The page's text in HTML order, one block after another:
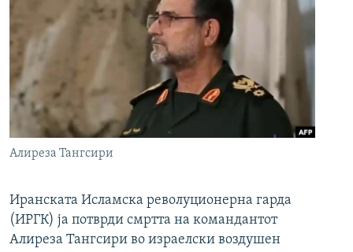
Алиреза Тангсири
Иранската Исламска револуционерна гарда
(ИРГК) ја потврди смртта на командантот
Алиреза Тангсири во израелски воздушен